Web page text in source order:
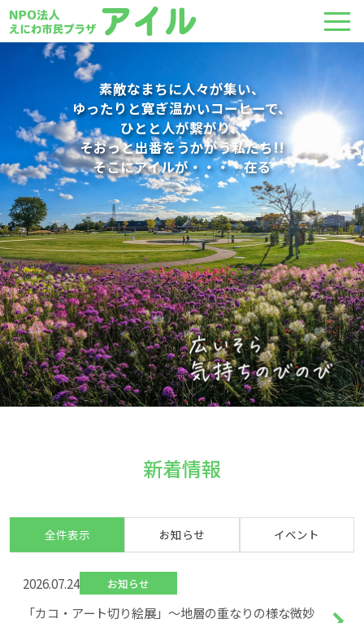
素敵なまちに人々が集い、
ゆったりと寛ぎ温かいコーヒーで、
ひとと人が繫がり、
そおっと出番をうかがう私たち!!
そこにアイルが・・・・在る
新着情報
全件表示 お知らせ イベント
2026.07.24 お知らせ
「カコ・アート切り絵展」～地層の重なりの様な微妙
2026.07.24 お知らせ
「カコ・アート切り絵展」～地層の重なりの様な微妙
な立体感が面白い、独特な技法を駆使した傑作～ 7月
30日まで
2026.01.26 お知らせ
2026年のアイル新春お楽しみ会の様子
2025.12.12 お知らせ
FMいーにわ 開局15周年 感謝祭に参加してきました
2025.11.27 お知らせ
「ビーズとハンドメイドバッグの２人展」の様子
2026.07.24 イベント
2026年8月の行事予定
2026.06.27 イベント
2026年7月の行事予定
2026.04.24 イベント
2026年5月の行事予定
2026.03.26 イベント
2026年3月の行事予定